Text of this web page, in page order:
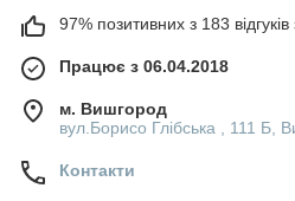
97% позитивних з 183 відгуків
Працює з 06.04.2018
м. Вишгород
вул.Борисо Глібська , 111 Б,
Контакти